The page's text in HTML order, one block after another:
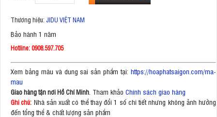
Thương hiệu: JIDU VIỆT NAM
Bảo hành 1 năm
Hotline: 0908.597.705
Xem bảng màu và dung sai sản phẩm tại: https://hoaphatsaigon.com/ma-
mau
Giao hàng tận nơi Hồ Chí Minh . Tham khảo Chính sách giao hàng
Ghi chú: Nhà sản xuất có thể thay đổi 1 số chi tiết nhưng không ảnh hưởng
đến tổng thể & chất lượng sản phẩm